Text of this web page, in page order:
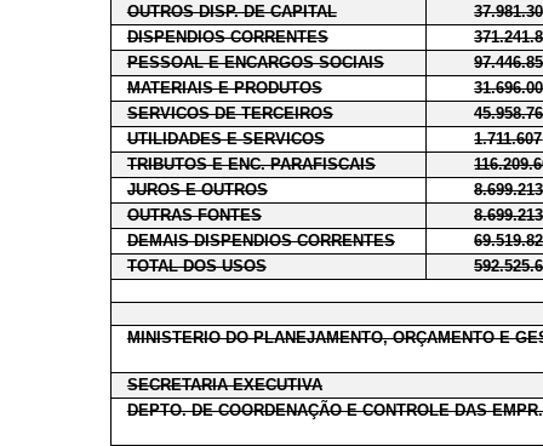
OUTROS DISP. DE CAPITAL
DISPENDIOS CORRENTES
PESSOAL E ENCARGOS SOCIAIS
MATERIAIS E PRODUTOS
SERVICOS DE TERCEIROS
UTILIDADES E SERVICOS
1.711.607
TRIBUTOS E ENC. PARAFISCAIS
JUROS E OUTROS
8.699.213
OUTRAS FONTES
8.699.213
DEMAIS DISPENDIOS CORRENTES
TOTAL DOS USOS
MINISTERIO DO PLANEJAMENTO, ORÇAMENTO E
SECRETARIA EXECUTIVA
DEPTO. DE COORDENAÇÃO E CONTROLE DAS